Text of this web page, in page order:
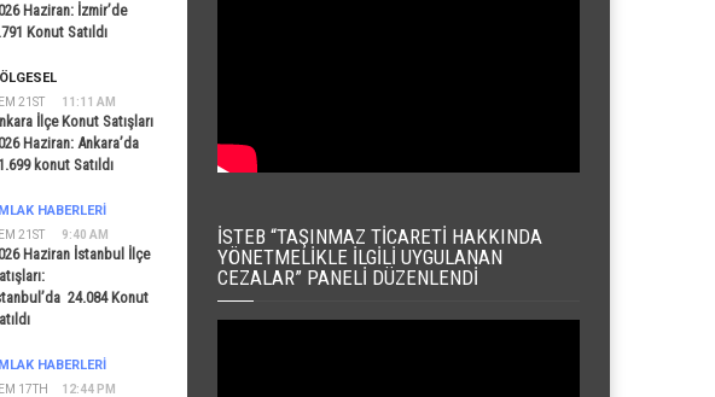
Haziran: İzmir’de
Konut Satıldı
21ST 11:11 AM
İlçe Konut Satışları
Haziran: Ankara’da
konut Satıldı
21ST 9:40 AM
HABERLERI
Haziran İstanbul İlçe
24.084 Konut
17TH 12:44 PM
HABERLERI
İSTEB “TAŞINMAZ TICARETI HAKKINDA
YÖNETMELIKLE İLGILI UYGULANAN
CEZALAR” PANELI DÜZENLENDI